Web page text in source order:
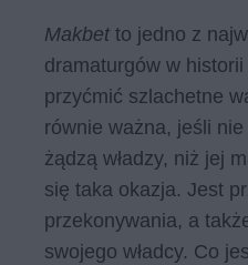
Makbet to jedno z
dramaturgów w
przyćmić szlachetne
równie ważna, jeśli
żądzą władzy, niż jej
się taka okazja. Jest
przekonywania, a
swojego władcy. Co